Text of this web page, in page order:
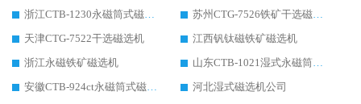
浙江CTB-1230永磁筒式磁选机生产厂家
苏州CTG-7526铁矿干选磁选机
天津CTG-7522干选磁选机
江西钒钛磁铁矿磁选机
浙江永磁铁矿磁选机
山东CTB-1021湿式永磁筒式磁选机
安徽CTB-924ct永磁筒式磁选机
河北湿式磁选机公司